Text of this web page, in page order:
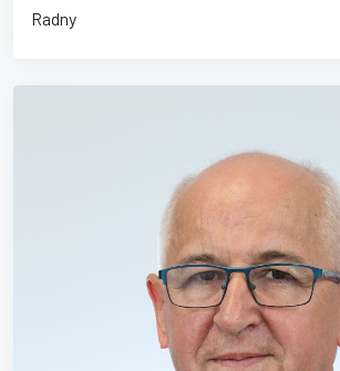
Radny